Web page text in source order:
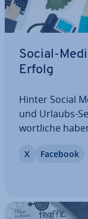
Social-
Erfolg
Hinter Social
und Urlaubs-
wort­li­che
ler­wei­le nutzt
X Facebook